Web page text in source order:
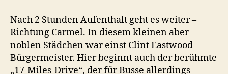
Nach 2 Stunden Aufenthalt geht es weiter –
Richtung Carmel. In diesem kleinen aber
noblen Städchen war einst Clint Eastwood
Bürgermeister. Hier beginnt auch der berühmte
„17-Miles-Drive“, der für Busse allerdings